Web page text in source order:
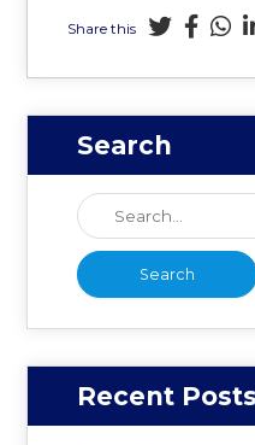
Share this
Search
Recent Posts